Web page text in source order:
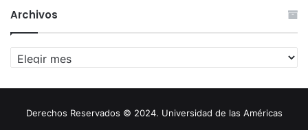
Archivos
Archivos
Derechos Reservados © 2024. Universidad de las Américas